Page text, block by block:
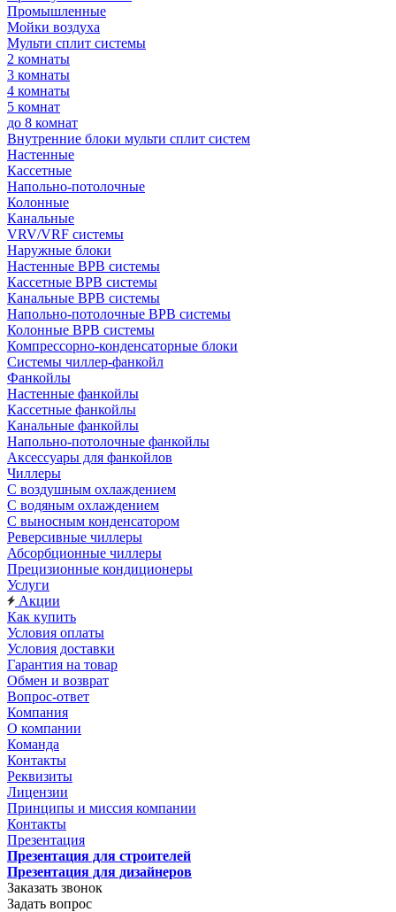
Промышленные
Мойки воздуха
Мульти сплит системы
2 комнаты
3 комнаты
4 комнаты
5 комнат
до 8 комнат
Внутренние блоки мульти сплит систем
Настенные
Кассетные
Напольно-потолочные
Колонные
Канальные
VRV/VRF системы
Наружные блоки
Настенные ВРВ системы
Кассетные ВРВ системы
Канальные ВРВ системы
Напольно-потолочные ВРВ системы
Колонные ВРВ системы
Компрессорно-конденсаторные блоки
Системы чиллер-фанкойл
Фанкойлы
Настенные фанкойлы
Кассетные фанкойлы
Канальные фанкойлы
Напольно-потолочные фанкойлы
Аксессуары для фанкойлов
Чиллеры
С воздушным охлаждением
С водяным охлаждением
С выносным конденсатором
Реверсивные чиллеры
Абсорбционные чиллеры
Прецизионные кондиционеры
Услуги
Акции
Как купить
Условия оплаты
Условия доставки
Гарантия на товар
Обмен и возврат
Вопрос-ответ
Компания
О компании
Команда
Контакты
Реквизиты
Лицензии
Принципы и миссия компании
Контакты
Презентация
Презентация для строителей
Презентация для дизайнеров
Заказать звонок
Задать вопрос